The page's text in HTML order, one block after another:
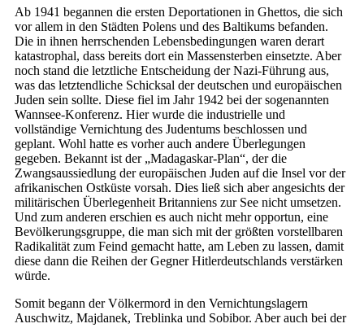
Ab 1941 begannen die ersten Deportationen in Ghettos, die sich
vor allem in den Städten Polens und des Baltikums befanden.
Die in ihnen herrschenden Lebensbedingungen waren derart
katastrophal, dass bereits dort ein Massensterben einsetzte. Aber
noch stand die letztliche Entscheidung der Nazi-Führung aus,
was das letztendliche Schicksal der deutschen und europäischen
Juden sein sollte. Diese fiel im Jahr 1942 bei der sogenannten
Wannsee-Konferenz. Hier wurde die industrielle und
vollständige Vernichtung des Judentums beschlossen und
geplant. Wohl hatte es vorher auch andere Überlegungen
gegeben. Bekannt ist der „Madagaskar-Plan“, der die
Zwangsaussiedlung der europäischen Juden auf die Insel vor der
afrikanischen Ostküste vorsah. Dies ließ sich aber angesichts der
militärischen Überlegenheit Britanniens zur See nicht umsetzen.
Und zum anderen erschien es auch nicht mehr opportun, eine
Bevölkerungsgruppe, die man sich mit der größten vorstellbaren
Radikalität zum Feind gemacht hatte, am Leben zu lassen, damit
diese dann die Reihen der Gegner Hitlerdeutschlands verstärken
würde.
Somit begann der Völkermord in den Vernichtungslagern
Auschwitz, Majdanek, Treblinka und Sobibor. Aber auch bei der